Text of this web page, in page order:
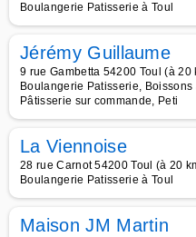
Boulangerie Patisserie à Toul
Jérémy Guillaume
9 rue Gambetta 54200 Toul (à
Boulangerie Patisserie,
Pâtisserie sur commande, Peti
La Viennoise
28 rue Carnot 54200 Toul (à 20
Boulangerie Patisserie à Toul
Maison JM Martin